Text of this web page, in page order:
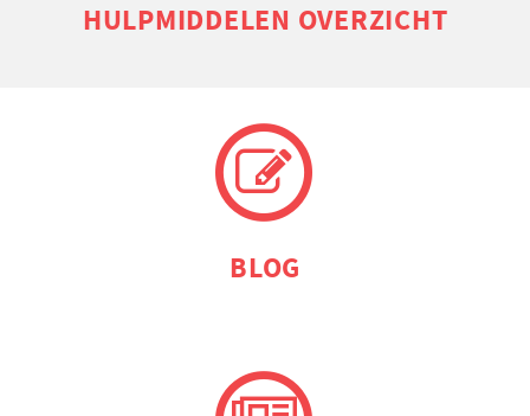
HULP­MIDDELEN OVERZICHT
BLOG